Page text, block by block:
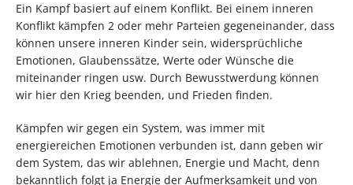
Ein Kampf basiert auf einem Konflikt. Bei einem inneren
Konflikt kämpfen 2 oder mehr Parteien gegeneinander, dass
können unsere inneren Kinder sein, widersprüchliche
Emotionen, Glaubenssätze, Werte oder Wünsche die
miteinander ringen usw. Durch Bewusstwerdung können
wir hier den Krieg beenden, und Frieden finden.
Kämpfen wir gegen ein System, was immer mit
energiereichen Emotionen verbunden ist, dann geben wir
dem System, das wir ablehnen, Energie und Macht, denn
bekanntlich folgt ja Energie der Aufmerksamkeit und von